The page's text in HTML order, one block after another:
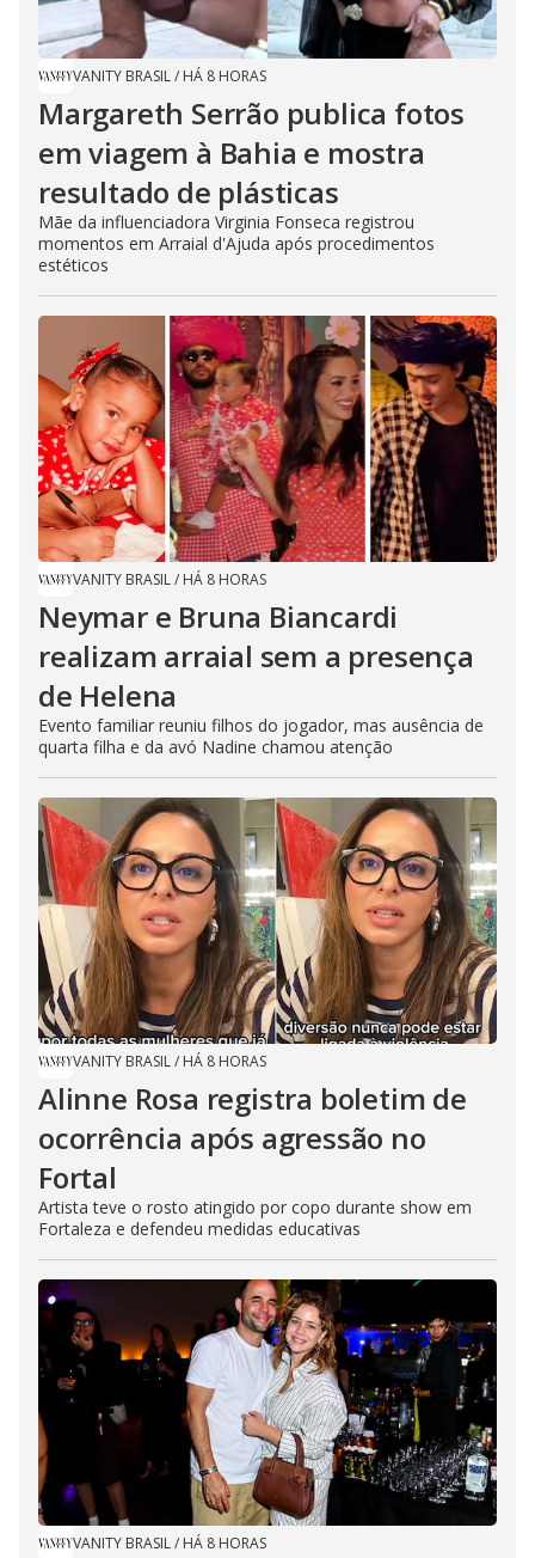
VANITY BRASIL/ HÁ 8 HORAS
Margareth Serrão publica fotos
em viagem à Bahia e mostra
resultado de plásticas
Mãe da influenciadora Virginia Fonseca registrou
momentos em Arraial d'Ajuda após procedimentos
estéticos
VANITY BRASIL/ HÁ 8 HORAS
Neymar e Bruna Biancardi
realizam arraial sem a presença
de Helena
Evento familiar reuniu filhos do jogador, mas ausência de
quarta filha e da avó Nadine chamou atenção
VANITY BRASIL/ HÁ 8 HORAS
Alinne Rosa registra boletim de
ocorrência após agressão no
Fortal
Artista teve o rosto atingido por copo durante show em
Fortaleza e defendeu medidas educativas
VANITY BRASIL/ HÁ 8 HORAS